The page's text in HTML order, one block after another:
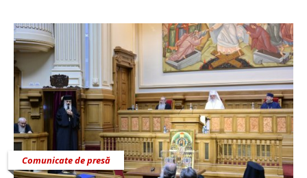
Comunicate de presă